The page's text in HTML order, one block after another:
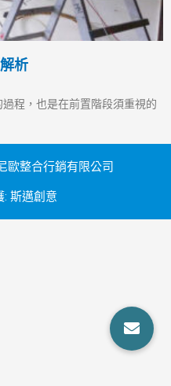
析
程，也是在前置階段須重視的
歐整合行銷有限公司
: 斯邁創意